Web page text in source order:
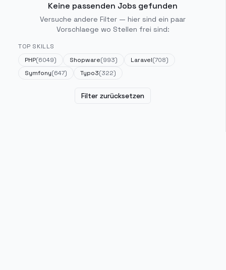
Keine passenden Jobs gefunden
Versuche andere Filter — hier sind ein paar
Vorschlaege wo Stellen frei sind:
TOP SKILLS
PHP(6049) Shopware(993) Laravel(708)
Symfony(647) Typo3(322)
Filter zurücksetzen